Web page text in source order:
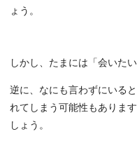
ょう。
しかし、たまには「会いた
逆に、なにも言わずにいる
れてしまう可能性もありま
しょう。